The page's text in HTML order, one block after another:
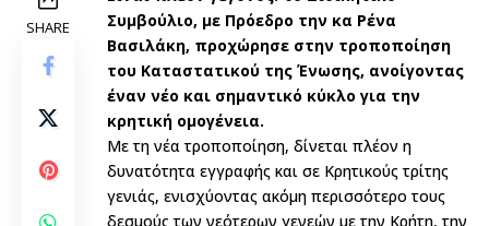
SHARE
Συμβούλιο, με Πρόεδρο την κα Ρένα
Βασιλάκη, προχώρησε στην τροποποίηση
του Καταστατικού της Ένωσης, ανοίγοντας
έναν νέο και σημαντικό κύκλο για την
κρητική ομογένεια.
Με τη νέα τροποποίηση, δίνεται πλέον η
δυνατότητα εγγραφής και σε Κρητικούς τρίτης
γενιάς, ενισχύοντας ακόμη περισσότερο τους
δεσμούς των νεότερων γενεών με την Κρήτη, την